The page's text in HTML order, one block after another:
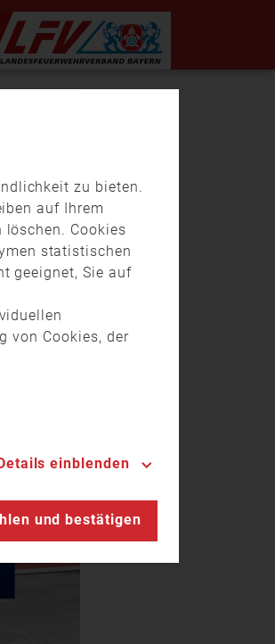
zu bieten.
auf Ihrem
Cookies
statistischen
geeignet, Sie auf
von Cookies, der
einblenden
und bestätigen